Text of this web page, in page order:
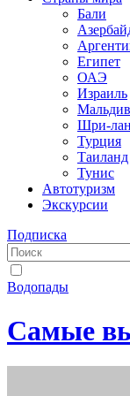
Бали
Египет
ОАЭ
Израиль
Шри-
Турция
Таиланд
Тунис
Автотуризм
Экскурсии
Подписка
Водопады
Самые